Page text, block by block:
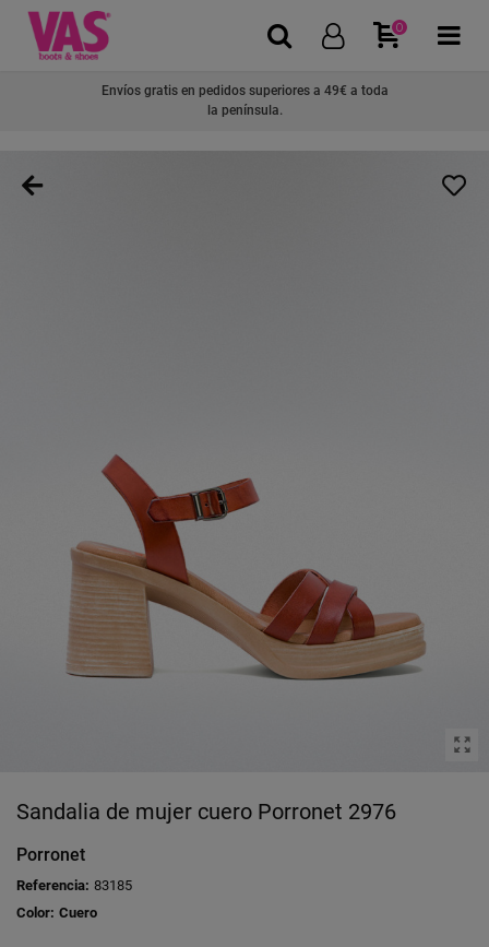
0
Envíos gratis en pedidos superiores a 49€ a toda
la península.
Sandalia de mujer cuero Porronet 2976
Porronet
Referencia: 83185
Color: Cuero